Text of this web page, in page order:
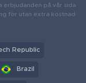
erbjudanden på vår sida
för utan extra kostnad
Republic
Brazil